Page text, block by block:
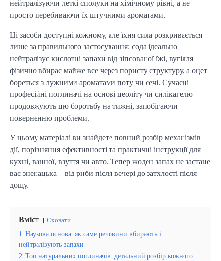
нейтралізуючи леткі сполуки на хімічному рівні, а не
просто перебиваючи їх штучними ароматами.
Ці засоби доступні кожному, але їхня сила розкривається
лише за правильного застосування: сода ідеально
нейтралізує кислотні запахи від зіпсованої їжі, вугілля
фізично вбирає майже все через пористу структуру, а оцет
бореться з лужними ароматами поту чи сечі. Сучасні
професійні поглиначі на основі цеоліту чи силікагелю
продовжують цю боротьбу на тижні, запобігаючи
поверненню проблеми.
У цьому матеріалі ви знайдете повний розбір механізмів
дії, порівняння ефективності та практичні інструкції для
кухні, ванної, взуття чи авто. Тепер жоден запах не застане
вас зненацька – від риби після вечері до затхлості після
дощу.
Вміст Сховати
1 Наукова основа: як саме речовини вбирають і
нейтралізують запахи
2 Топ натуральних поглиначів: детальний розбір кожного